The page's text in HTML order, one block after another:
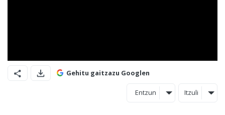
Gehitu gaitzazu Googlen
Entzun Itzuli